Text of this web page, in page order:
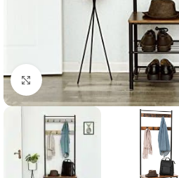
Klik for at forstørre